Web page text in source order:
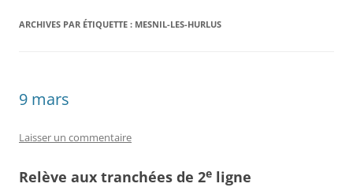
ARCHIVES PAR ÉTIQUETTE : MESNIL-LES-HURLUS
9 mars
Laisser un commentaire
Relève aux tranchées de 2e ligne